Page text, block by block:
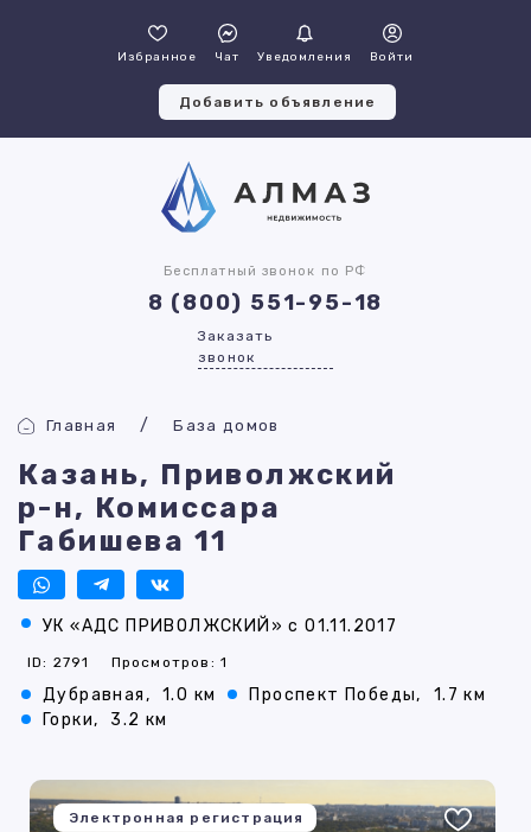
Избранное Чат Уведомления Войти
Добавить объявление
Бесплатный звонок по РФ
8 (800) 551-95-18
Заказать
звонок
Главная База домов
Казань, Приволжский
р-н, Комиссара
Габишева 11
УК «АДС ПРИВОЛЖСКИЙ» с 01.11.2017
ID: 2791 Просмотров: 1
Дубравная, 1.0 км Проспект Победы,
1.7 км
Горки,
3.2 км
Электронная регистрация